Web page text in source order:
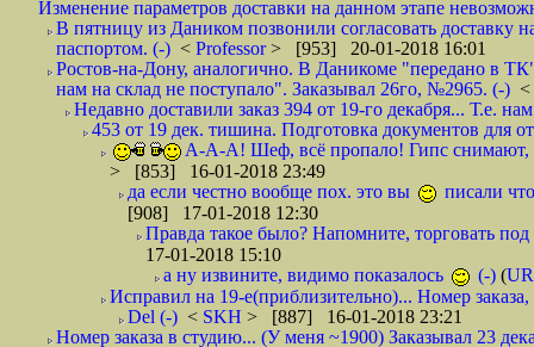
Изменение параметров доставки на данном этапе
В пятницу из Даником позвонили согласовать доставку
паспортом. (-) < Professor> [953] 20-01-2018 16:01
Ростов-на-Дону, аналогично. В Даникоме "передано в
нам на склад не поступало". Заказывал 26го, №2965. (-) <
Недавно доставили заказ 394 от 19-го декабря... Т.е.
453 от 19 дек. тишина. Подготовка документов для
А-А-А! Шеф, всё пропало! Гипс снимают,
> [853] 16-01-2018 23:49
да если честно вообще пох. это вы
писали
[908] 17-01-2018 12:30
Правда такое было? Напомните, торговать
17-01-2018 15:10
а ну извините, видимо показалось
(-) (
Исправил на 19-е(приблизительно)... Номер
Del (-) < SKH > [887] 16-01-2018 23:21
Номер заказа в студию... (У меня ~1900) Заказывал 23